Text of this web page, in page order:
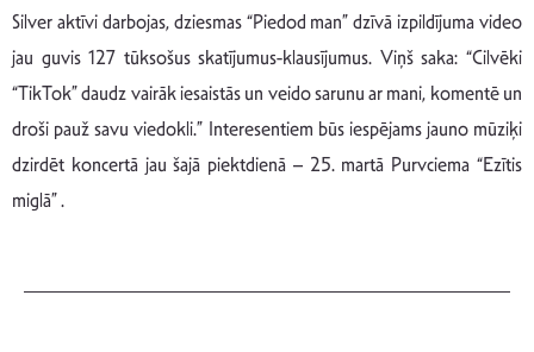
Silver aktīvi darbojas, dziesmas “Piedod man” dzīvā izpildījuma video
jau guvis 127 tūksošus skatījumus-klausījumus. Viņš saka: “Cilvēki
“TikTok” daudz vairāk iesaistās un veido sarunu ar mani, komentē un
droši pauž savu viedokli.” Interesentiem būs iespējams jauno mūziķi
dzirdēt koncertā jau šajā piektdienā – 25. martā Purvciema “Ezītis
miglā” .